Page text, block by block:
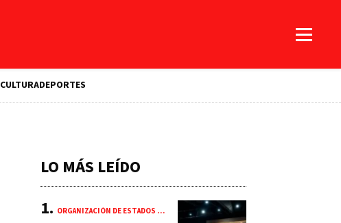
CULTURADEPORTES
LO MÁS LEÍDO
ORGANIZACIÓN DE ESTADOS AMERICANOS (OEA)